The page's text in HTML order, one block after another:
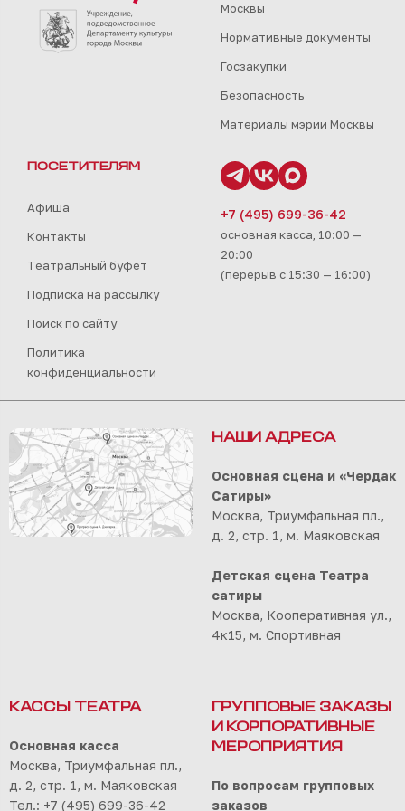
Москвы
Нормативные документы
Госзакупки
Безопасность
Материалы мэрии Москвы
ПОСЕТИТЕЛЯМ
Афиша
Контакты
Театральный буфет
Подписка на рассылку
Поиск по сайту
Политика
конфиденциальности
+7 (495) 699-36-42
основная касса, 10:00 —
20:00
(перерыв с 15:30 — 16:00)
НАШИ АДРЕСА
Основная сцена и «Чердак
Сатиры»
Москва, Триумфальная пл.,
д. 2, стр. 1, м. Маяковская
Детская сцена Театра
сатиры
Москва, Кооперативная ул.,
4к15, м. Спортивная
КАССЫ ТЕАТРА
Основная касса
Москва, Триумфальная пл.,
д. 2, стр. 1, м. Маяковская
Тел.: +7 (495) 699-36-42
ГРУППОВЫЕ ЗАКАЗЫ
И КОРПОРАТИВНЫЕ
МЕРОПРИЯТИЯ
По вопросам групповых
заказов